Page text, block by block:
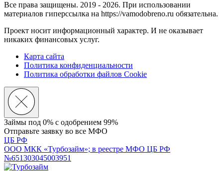
Все права защищены. 2019 - 2026. При использовании
материалов гиперссылка на https://vamodobreno.ru обязательна.
Проект носит информационный характер. И не оказывает
никаких финансовых услуг.
Карта сайта
Политика конфиденциальности
Политика обработки файлов Cookie
Займы под 0% с одобрением 99%
Отправьте заявку во все МФО
ЦБ РФ
ООО МКК «Турбозайм»; в реестре МФО ЦБ РФ
№651303045003951